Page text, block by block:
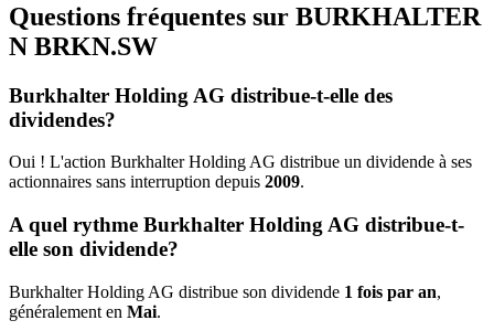
Questions fréquentes sur BURKHALTER
N BRKN.SW
Burkhalter Holding AG distribue-t-elle des
dividendes?
Oui ! L'action Burkhalter Holding AG distribue un dividende à ses
actionnaires sans interruption depuis 2009.
A quel rythme Burkhalter Holding AG distribue-t-
elle son dividende?
Burkhalter Holding AG distribue son dividende 1 fois par an,
généralement en Mai.